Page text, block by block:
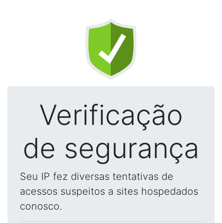
Verificação
de segurança
Seu IP fez diversas tentativas de
acessos suspeitos a sites hospedados
conosco.